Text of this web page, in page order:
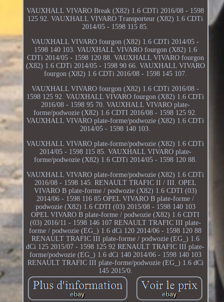
VAUXHALL VIVARO Break (X82) 1.6 CDTi 2016/08 - 1598
125 92. VAUXHALL VIVARO Transporteur (X82) 1.6 CDTi
2014/05 - 1598 115 85.
VAUXHALL VIVARO fourgon (X82) 1.6 CDTi 2014/05 -
1598 140 103. VAUXHALL VIVARO fourgon (X82) 1.6
CDTi 2014/05 - 1598 120 88. VAUXHALL VIVARO fourgon
(X82) 1.6 CDTi 2014/05 - 1598 90 66. VAUXHALL VIVARO
fourgon (X82) 1.6 CDTi 2016/08 - 1598 145 107.
VAUXHALL VIVARO fourgon (X82) 1.6 CDTi 2016/08 -
1598 125 92. VAUXHALL VIVARO fourgon (X82) 1.6 CDTi
2016/08 - 1598 95 70. VAUXHALL VIVARO plate-
forme/podwozie (X82) 1.6 CDTI 2016/08 - 1598 125 92.
VAUXHALL VIVARO plate-forme/podwozie (X82) 1.6 CDTi
2014/05 - 1598 140 103.
VAUXHALL VIVARO plate-forme/podwozie (X82) 1.6 CDTi
2014/05 - 1598 115 85. VAUXHALL VIVARO plate-
forme/podwozie (X82) 1.6 CDTi 2014/05 - 1598 120 88.
VAUXHALL VIVARO plate-forme/podwozie (X82) 1.6 CDTi
2016/08 - 1598 145. RENAULT TRAFIC II / III. OPEL
VIVARO B plate-forme / podwozie (X82) 1.6 CDTI (03)
2014/06 - 1598 116 85 OPEL VIVARO B plate-forme /
podwozie (X82) 1.6 CDTI (03) 2015/08 - 1598 140 103
OPEL VIVARO B plate-forme / podwozie (X82) 1.6 CDTI
(03) 2016/11 - 1598 146 107 RENAULT TRAFIC III plate-
forme / podwozie (EG_) 1.6 dCi 120 2014/06 - 1598 120 88
RENAULT TRAFIC III plate-forme / podwozie (EG_) 1.6
dCi 125 2015/07 - 1598 125 92 RENAULT TRAFIC III plate-
forme/podwozie (EG_) 1.6 dCi 140 2014/06 - 1598 140 103
RENAULT TRAFIC III plate-forme/podwozie (EG_) 1.6 dCi
145 2015/0.